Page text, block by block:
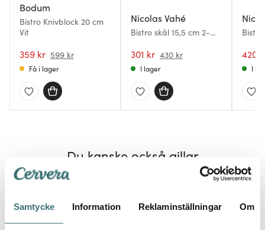
Samtycke Information Reklaminställningar Om
Bodum
Bistro Knivblock 20 cm
Vit
359 kr 599 kr
Få i lager
Nicolas Vahé
Bistro skål 15,5 cm 2-
301 kr 430 kr
I lager
420
I
Du kanske också gillar